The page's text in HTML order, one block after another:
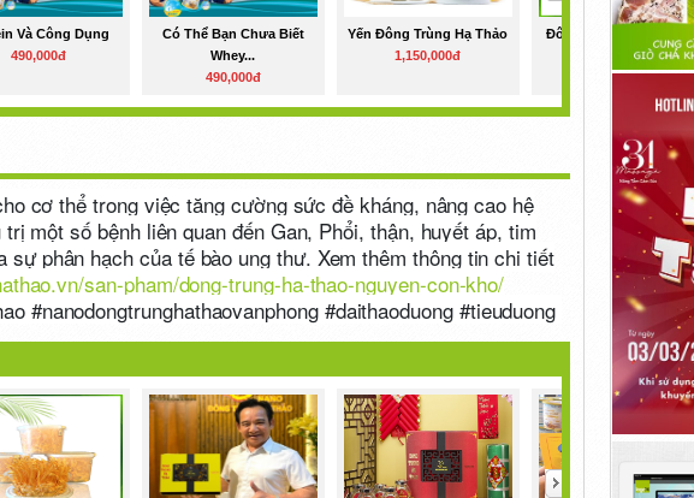
Và Công Dụng
490,000đ
Có Thể Bạn Chưa Biết
Whey...
490,000đ
Yến Đông Trùng Hạ Thảo
1,150,000đ
Đông Trùng Hạ Thảo Đà
350,000đ
cơ thể trong việc tăng cường sức đề kháng, nâng cao hệ
một số bệnh liên quan đến Gan, Phổi, thận, huyết áp, tim
phân hạch của tế bào ung thư. Xem thêm thông tin chi tiết
san-pham/dong-trung-ha-thao-nguyen-con-kho/
#nanodongtrunghathaovanphong #daithaoduong #tieuduong
>